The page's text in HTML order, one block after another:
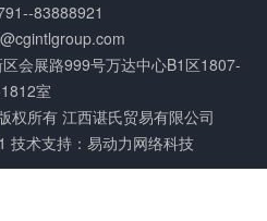
83888921
会展路999号万达中心B1区1807-
室
权所有 江西谌氏贸易有限公司
技术支持：易动力网络科技